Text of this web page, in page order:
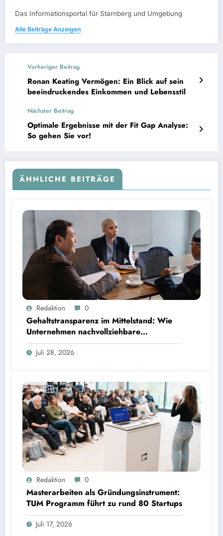
Das Informationsportal für Starnberg und Umgebung
Alle Beiträge Anzeigen
Vorheriger Beitrag
Ronan Keating Vermögen: Ein Blick auf sein
beeindruckendes Einkommen und Lebensstil
Nächster Beitrag
Optimale Ergebnisse mit der Fit Gap Analyse:
So gehen Sie vor!
ÄHNLICHE BEITRÄGE
Gehaltstransparenz im Mittelstand: Wie Unternehmen nachvollziehbare Vergütungsmodelle
schaffenRedaktion 0
Gehaltstransparenz im Mittelstand: Wie
Unternehmen nachvollziehbare
Vergütungsmodelle schaffen
Juli 28, 2026
Masterarbeiten als Gründungsinstrument: TUM Programm führt zu rund 80 Startups | Bild:
TUM
Redaktion 0
Masterarbeiten als Gründungsinstrument:
TUM Programm führt zu rund 80 Startups
Juli 17, 2026